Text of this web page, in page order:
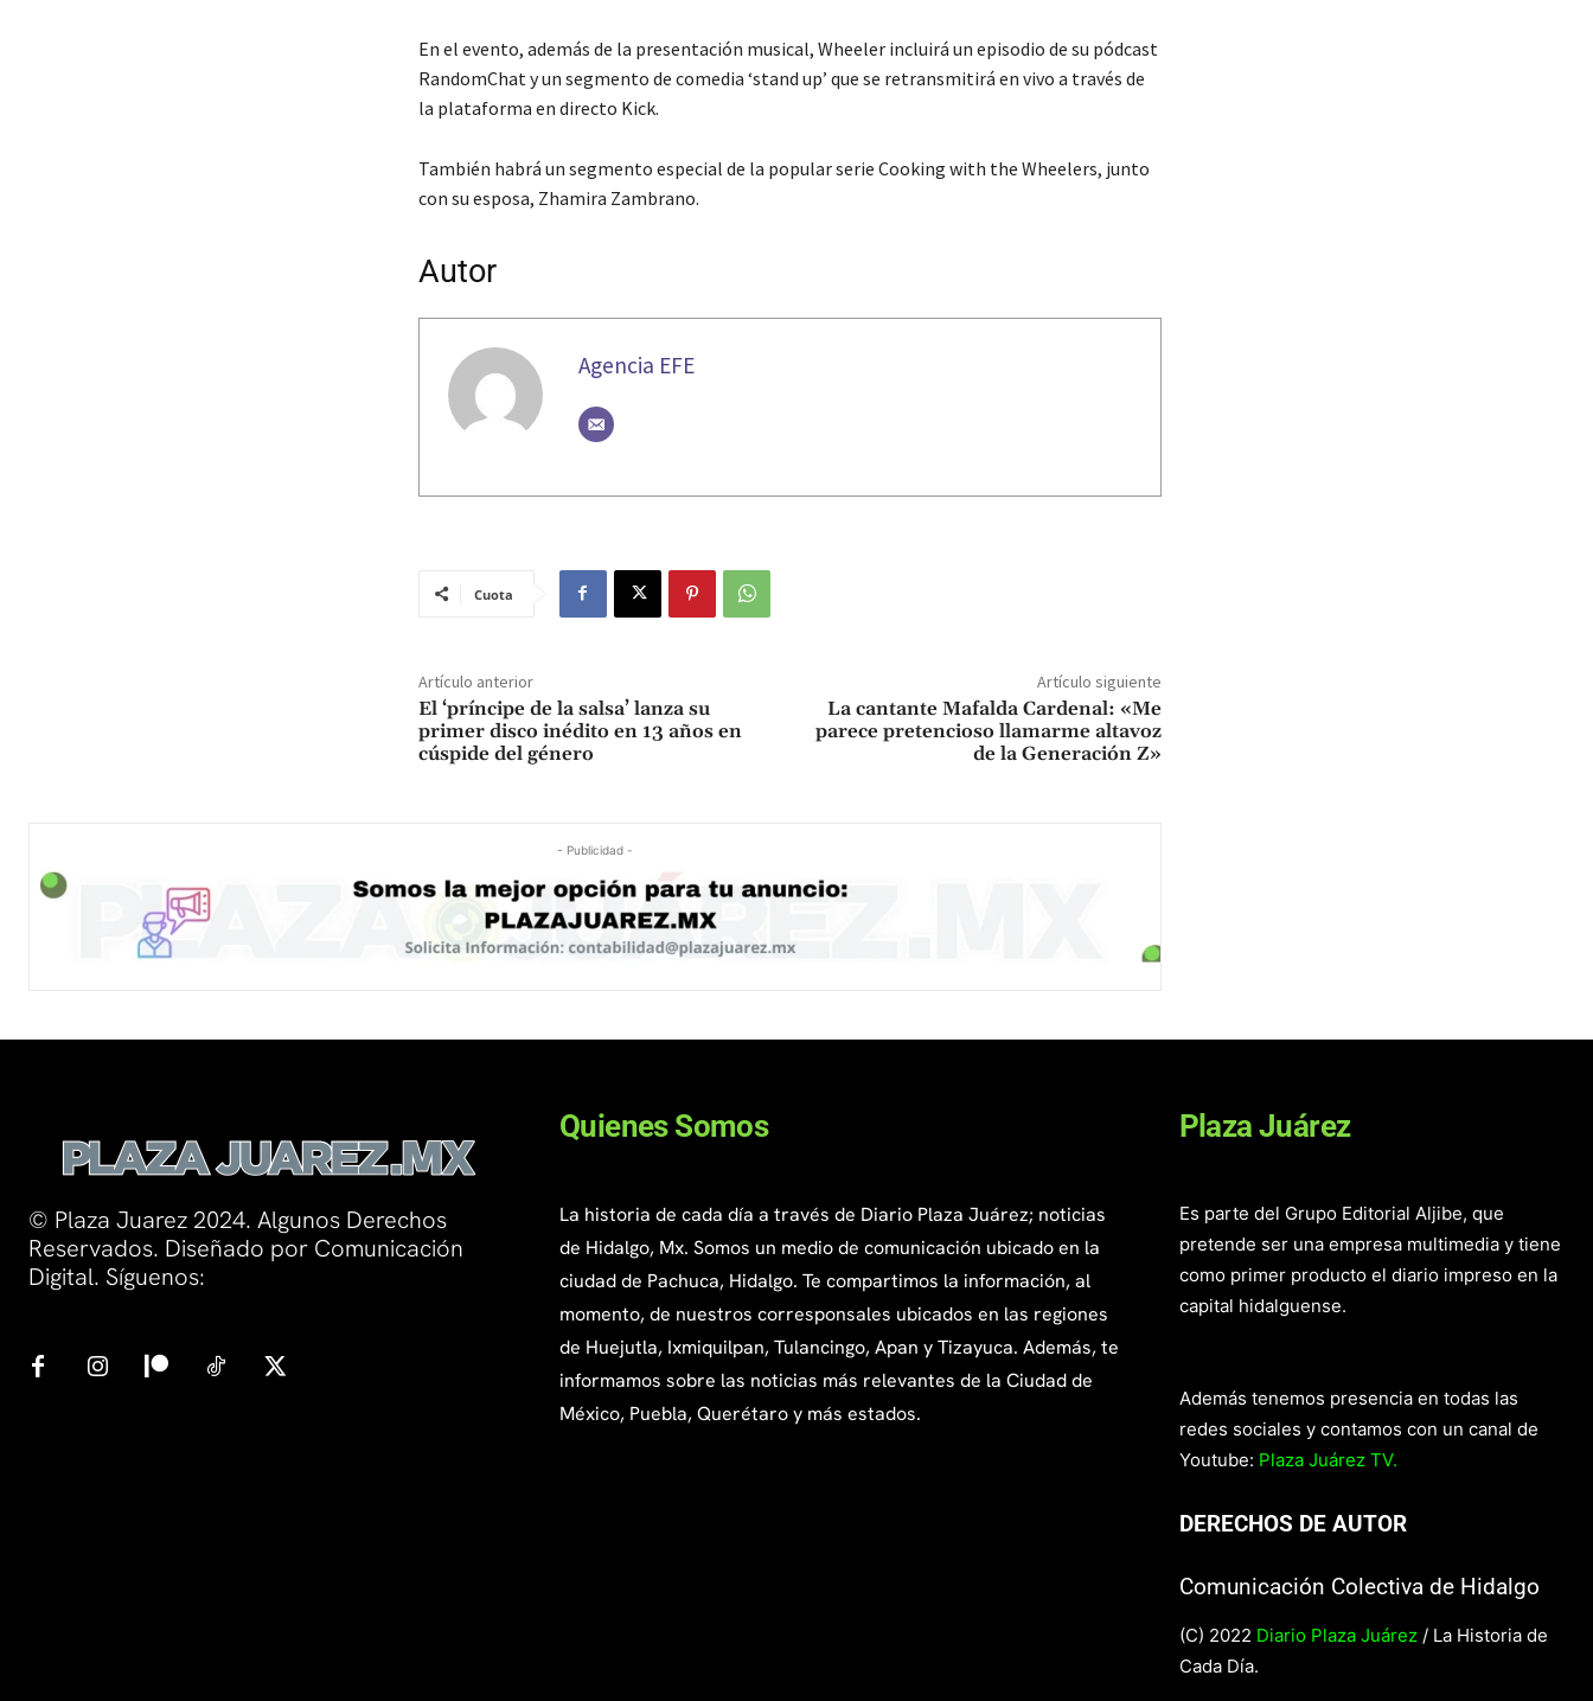
En el evento, además de la presentación musical, Wheeler incluirá un episodio de su pódcast
RandomChat y un segmento de comedia ‘stand up’ que se retransmitirá en vivo a través de
la plataforma en directo Kick.
También habrá un segmento especial de la popular serie Cooking with the Wheelers, junto
con su esposa, Zhamira Zambrano.
Autor
Agencia EFE
Cuota
Artículo anterior
El ‘príncipe de la salsa’ lanza su
primer disco inédito en 13 años en
cúspide del género
Artículo siguiente
La cantante Mafalda Cardenal: «Me
parece pretencioso llamarme altavoz
de la Generación Z»
- Publicidad -
© Plaza Juarez 2024. Algunos Derechos
Reservados. Diseñado por Comunicación
Digital. Síguenos:
Quienes Somos
La historia de cada día a través de Diario Plaza Juárez; noticias
de Hidalgo, Mx. Somos un medio de comunicación ubicado en la
ciudad de Pachuca, Hidalgo. Te compartimos la información, al
momento, de nuestros corresponsales ubicados en las regiones
de Huejutla, Ixmiquilpan, Tulancingo, Apan y Tizayuca. Además, te
informamos sobre las noticias más relevantes de la Ciudad de
México, Puebla, Querétaro y más estados.
Plaza Juárez
Es parte del Grupo Editorial Aljibe, que
pretende ser una empresa multimedia y tiene
como primer producto el diario impreso en la
capital hidalguense.
Además tenemos presencia en todas las
redes sociales y contamos con un canal de
Youtube: Plaza Juárez TV.
DERECHOS DE AUTOR
Comunicación Colectiva de Hidalgo
(C) 2022 Diario Plaza Juárez / La Historia de
Cada Día.